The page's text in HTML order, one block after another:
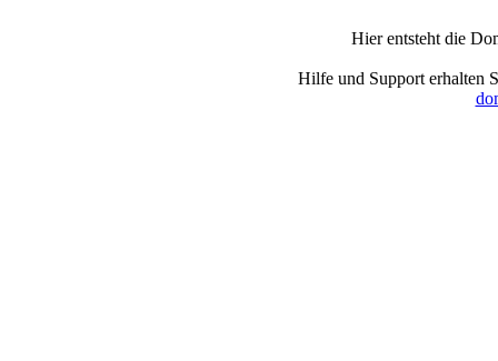
Hier entsteht die
Hilfe und Support erhalten